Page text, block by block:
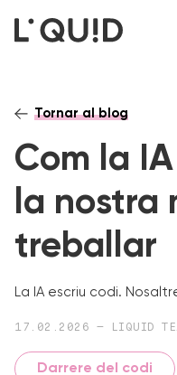
Tornar al blog
Com la
la nostra
treballar
La IA escriu codi.
17.02.2026 — LIQUID
Darrere del codi